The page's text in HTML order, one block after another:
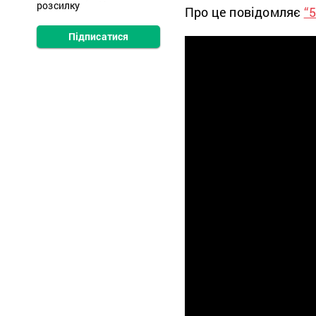
розсилку
Підписатися
Про це повідомляє